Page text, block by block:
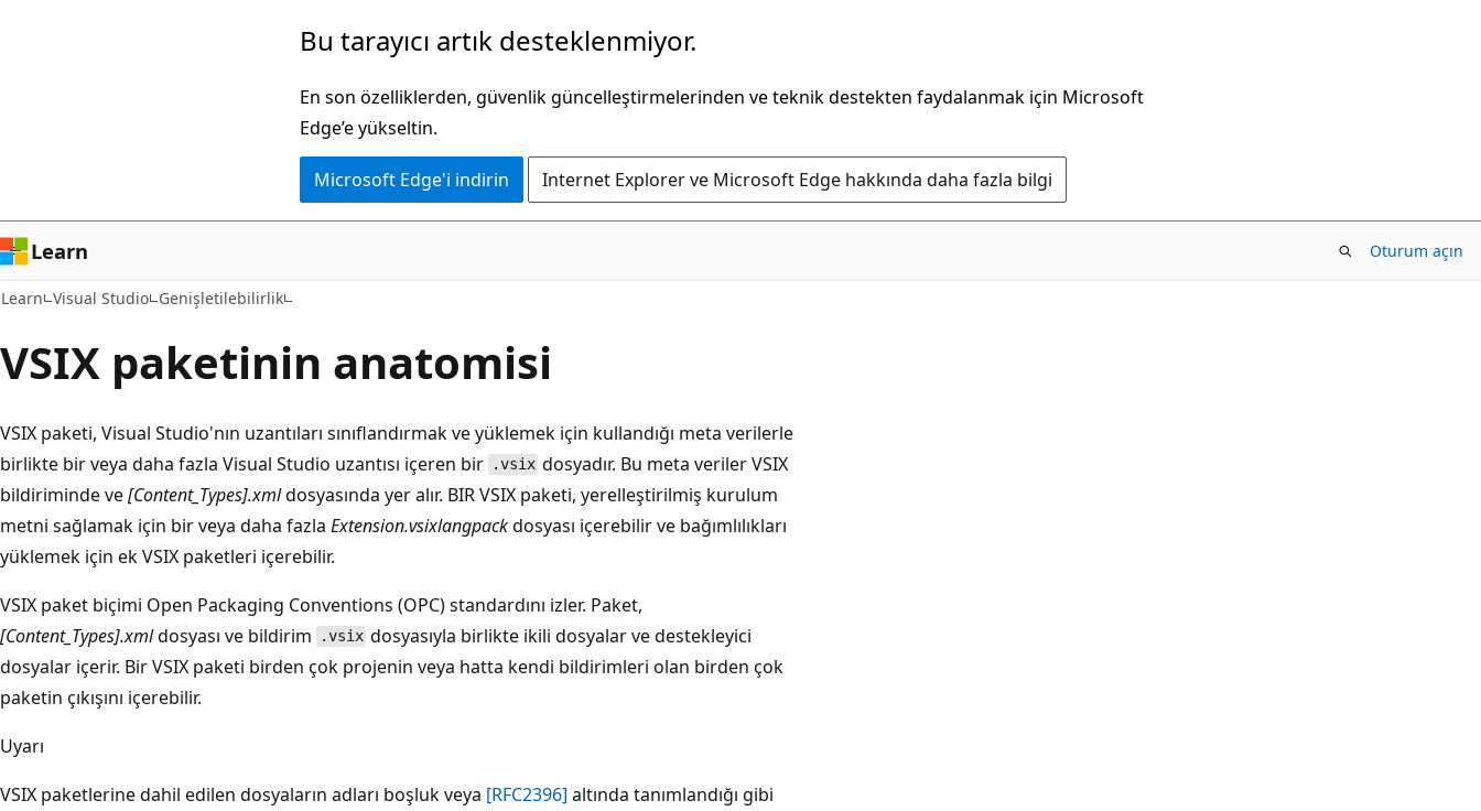
Bu tarayıcı artık desteklenmiyor.
En son özelliklerden, güvenlik güncelleştirmelerinden ve teknik destekten faydalanmak için Microsoft
Edge’e yükseltin.
Microsoft Edge'i indirin Internet Explorer ve Microsoft Edge hakkında daha fazla bilgi
Learn Oturum açın
Learn Visual Studio Genişletilebilirlik
VSIX paketinin anatomisi
VSIX paketi, Visual Studio'nın uzantıları sınıflandırmak ve yüklemek için kullandığı meta verilerle
birlikte bir veya daha fazla Visual Studio uzantısı içeren bir
.vsix dosyadır. Bu meta veriler VSIX
bildiriminde ve[Content_Types].xmldosyasında yer alır. BIR VSIX paketi, yerelleştirilmiş kurulum
metni sağlamak için bir veya daha fazla Extension.vsixlangpackdosyası içerebilir ve bağımlılıkları
yüklemek için ek VSIX paketleri içerebilir.
VSIX paket biçimi Open Packaging Conventions (OPC) standardını izler. Paket,
[Content_Types].xmldosyası ve bildirim .vsix dosyasıyla birlikte ikili dosyalar ve destekleyici
dosyalar içerir. Bir VSIX paketi birden çok projenin veya hatta kendi bildirimleri olan birden çok
paketin çıkışını içerebilir.
Uyarı
VSIX paketlerine dahil edilen dosyaların adları boşluk veya [RFC2396] altında tanımlandığı gibi